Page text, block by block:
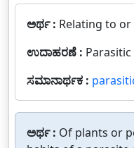
ಅರ್ಥ : Relating to or
ಉದಾಹರಣೆ :
ಸಮಾನಾರ್ಥಕ :
ಅರ್ಥ : Of plants or